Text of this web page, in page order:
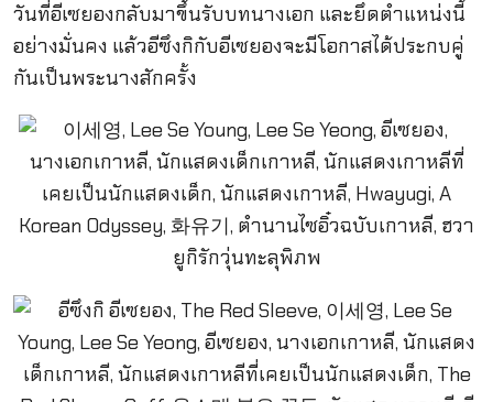
วันที่อีเซยองกลับมาขึ้นรับบทนางเอก และยึดตำแหน่งนี้
อย่างมั่นคง แล้วอีซึงกิกับอีเซยองจะมีโอกาสได้ประกบคู่
กันเป็นพระนางสักครั้ง